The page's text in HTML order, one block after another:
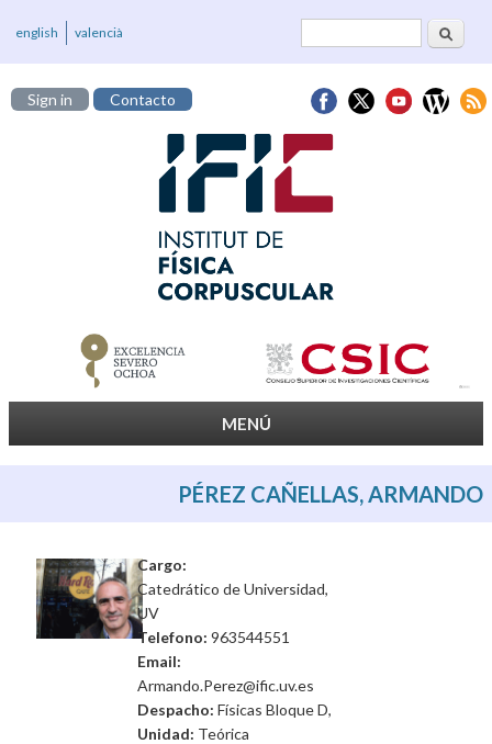
Formulario deBuscar
english valencià
Sign in Contacto
MENÚ
PÉREZ CAÑELLAS, ARMANDO
Cargo:
Catedrático de Universidad,
UV
Telefono: 963544551
Email:
Armando.Perez@ific.uv.es
Despacho: Físicas Bloque D,
Unidad: Teórica